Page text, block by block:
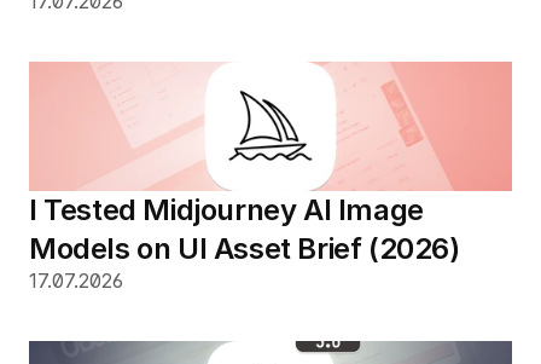
I Tested Midjourney AI Image
Models on UI Asset Brief (2026)
17.07.2026